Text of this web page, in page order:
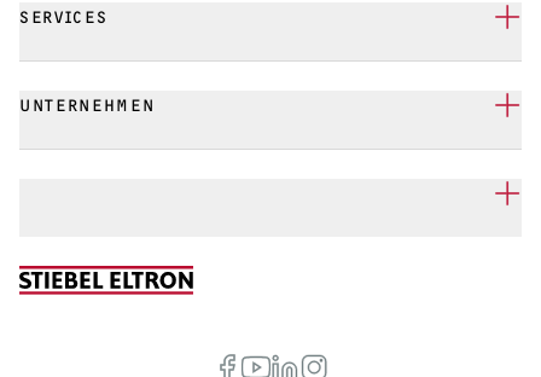
SERVICES
UNTERNEHMEN